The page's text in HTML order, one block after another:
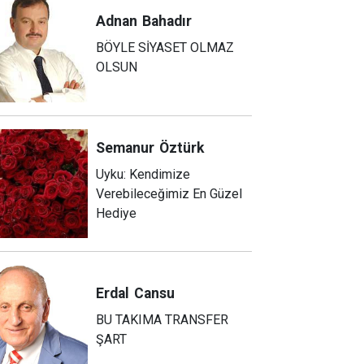
Adnan Bahadır
BÖYLE SİYASET OLMAZ
OLSUN
Semanur Öztürk
Uyku: Kendimize
Verebileceğimiz En Güzel
Hediye
Erdal Cansu
BU TAKIMA TRANSFER
ŞART